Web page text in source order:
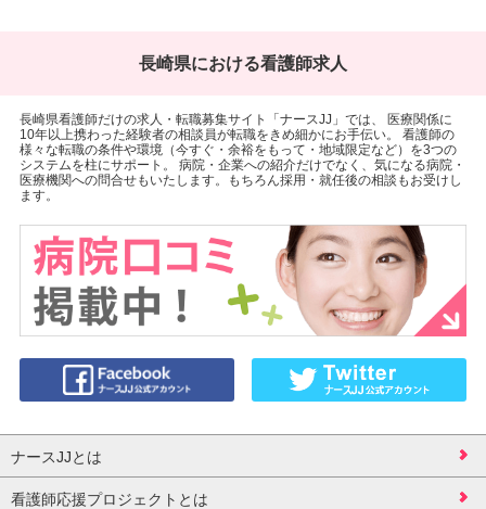
長崎県における看護師求人
長崎県看護師だけの求人・転職募集サイト「ナースJJ」では、 医療関係に
10年以上携わった経験者の相談員が転職をきめ細かにお手伝い。 看護師の
様々な転職の条件や環境（今すぐ・余裕をもって・地域限定など）を3つの
システムを柱にサポート。 病院・企業への紹介だけでなく、気になる病院・
医療機関への問合せもいたします。もちろん採用・就任後の相談もお受けし
ます。
ナースJJとは
看護師応援プロジェクトとは